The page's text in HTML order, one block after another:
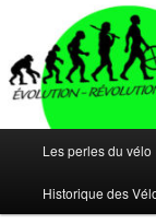
principal
Les perles du vélo
Historique des